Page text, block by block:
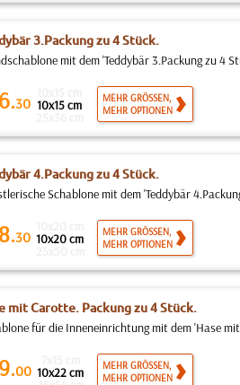
3.Packung zu 4 Stück.
mit dem 'Teddybär 3.Packung zu 4
30 10x15 cm
MEHR GRÖSSEN,
MEHR OPTIONEN
4.Packung zu 4 Stück.
Schablone mit dem 'Teddybär
30 10x20 cm
MEHR GRÖSSEN,
MEHR OPTIONEN
mit Carotte. Packung zu 4 Stück.
für die Inneneinrichtung mit dem 'Hase
00 10x22 cm
MEHR GRÖSSEN,
MEHR OPTIONEN